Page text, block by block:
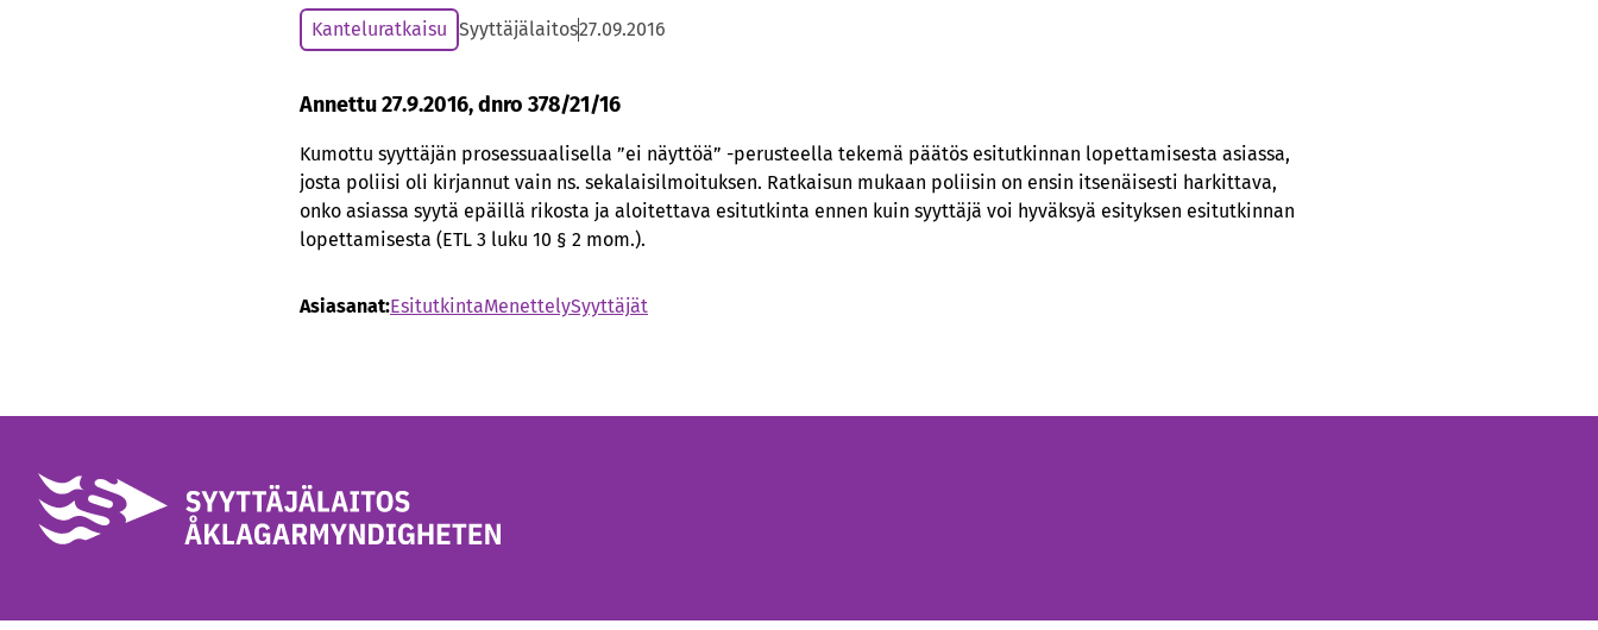
Kanteluratkaisu Syyttäjälaitos27.09.2016
Annettu 27.9.2016, dnro 378/21/16
Kumottu syyttäjän prosessuaalisella ”ei näyttöä” -perusteella tekemä päätös esitutkinnan lopettamisesta asiassa,
josta poliisi oli kirjannut vain ns. sekalaisilmoituksen. Ratkaisun mukaan poliisin on ensin itsenäisesti harkittava,
onko asiassa syytä epäillä rikosta ja aloitettava esitutkinta ennen kuin syyttäjä voi hyväksyä esityksen esitutkinnan
lopettamisesta (ETL 3 luku 10 § 2 mom.).
Asiasanat:EsitutkintaMenettelySyyttäjät